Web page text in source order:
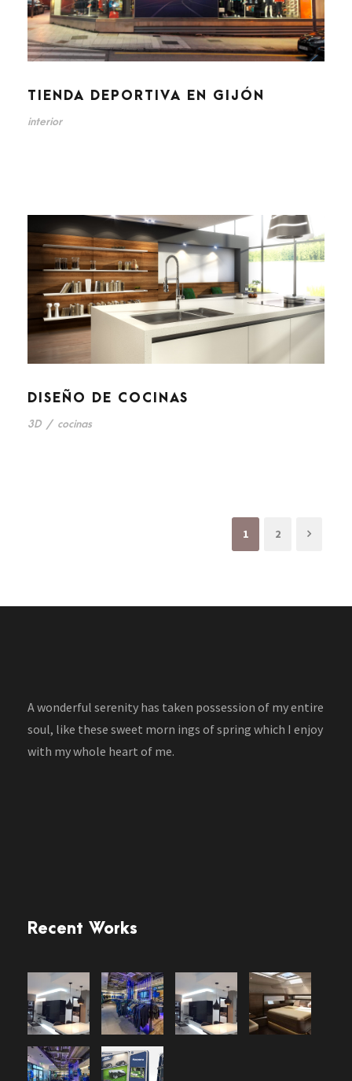
TIENDA DEPORTIVA EN GIJÓN
interior
DISEÑO DE COCINAS
3D / cocinas
1 2
A wonderful serenity has taken possession of my entire
soul, like these sweet morn ings of spring which I enjoy
with my whole heart of me.
Recent Works